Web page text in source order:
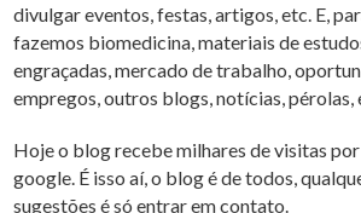
divulgar eventos, festas, artigos, etc. E,
fazemos biomedicina, materiais de
engraçadas, mercado de trabalho,
empregos, outros blogs, notícias, pérolas,
Hoje o blog recebe milhares de visitas por
google. É isso aí, o blog é de todos,
sugestões é só entrar em contato.